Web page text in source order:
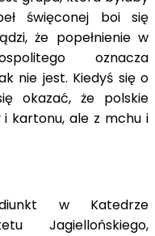
święconej boi się
że popełnienie w
oznacza
nie jest. Kiedyś się o
okazać, że polskie
kartonu, ale z mchu i
w Katedrze
Jagiellońskiego,